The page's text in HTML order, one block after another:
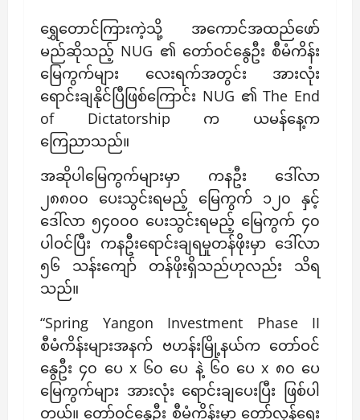
ရွှေတောင်ကြားကဲ့သို့ အကောင်အထည်ဖော်
မည်ဆိုသည့် NUG ၏ တော်ဝင်နွေဦး စီမံကိန်း
မြေကွက်များ လေးရက်အတွင်း အားလုံး
ရောင်းချနိုင်ပြီဖြစ်ကြောင်း NUG ၏ The End
of Dictatorship က ယမန်နေ့က
ကြေညာသည်။
အဆိုပါမြေကွက်များမှာ ကနဦး ဒေါ်လာ
၂၈၈၀၀ ပေးသွင်းရမည့် မြေကွက် ၁၂၀ နှင့်
ဒေါ်လာ ၅၄၀၀၀ ပေးသွင်းရမည့် မြေကွက် ၄၀
ပါဝင်ပြီး ကနဦးရောင်းချရမှုတန်ဖိုးမှာ ဒေါ်လာ
၅၆ သန်းကျော် တန်ဖိုးရှိသည်ဟုလည်း သိရ
သည်။
“Spring Yangon Investment Phase II
စီမံကိန်းများအနက် ဗဟန်းမြို့နယ်က တော်ဝင်
နွေဦး ၄၀ ပေ x ၆၀ ပေ နဲ့ ၆၀ ပေ x ၈၀ ပေ
မြေကွက်များ အားလုံး ရောင်းချပေးပြီး ဖြစ်ပါ
တယ်။ တော်ဝင်နွေဦး စီမံကိန်းမှာ တော်လှန်ရေး